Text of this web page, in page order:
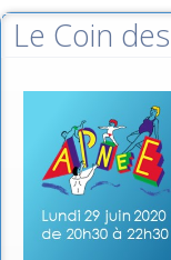
Le Coin